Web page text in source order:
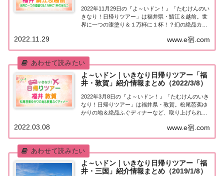
2022年11月29日の『よ～いドン！』「たむけんのい
きなり！日帰りツアー」は福井県・鯖江＆越前。世
界に一つの漆塗り＆１万杯に１杯！？幻の絶品カニ
「福井県・鯖江＆越前」日帰りツアー街行く人にい
きなり声をかけ、そのまま日帰りツアーにご招待...
www.e宿.com
2022.11.29
よ～いドン｜いきなり日帰りツアー「福
井・敦賀」紹介情報まとめ（2022/3/8）
2022年3月8日の『よ～いドン！』「たむけんのいき
なり！日帰りツアー」は福井県・敦賀。松尾芭蕉ゆ
かりの地＆絶品ふぐディナーなど、取り上げられた
人にいきなり声をかけ、そのまま日帰りツアーにご
招待する『たむけんの日帰りツアー』のコーナー...
www.e宿.com
2022.03.08
よ～いドン｜いきなり日帰りツアー「福
井・三国」紹介情報まとめ（2019/1/8）